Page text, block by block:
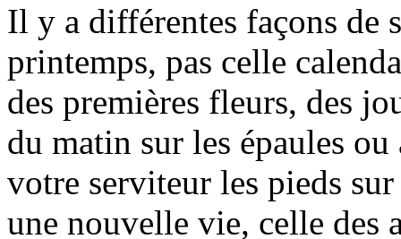
Il y a différentes façons de
printemps, pas celle
des premières fleurs, des
du matin sur les épaules
votre serviteur les pieds
une nouvelle vie, celle des